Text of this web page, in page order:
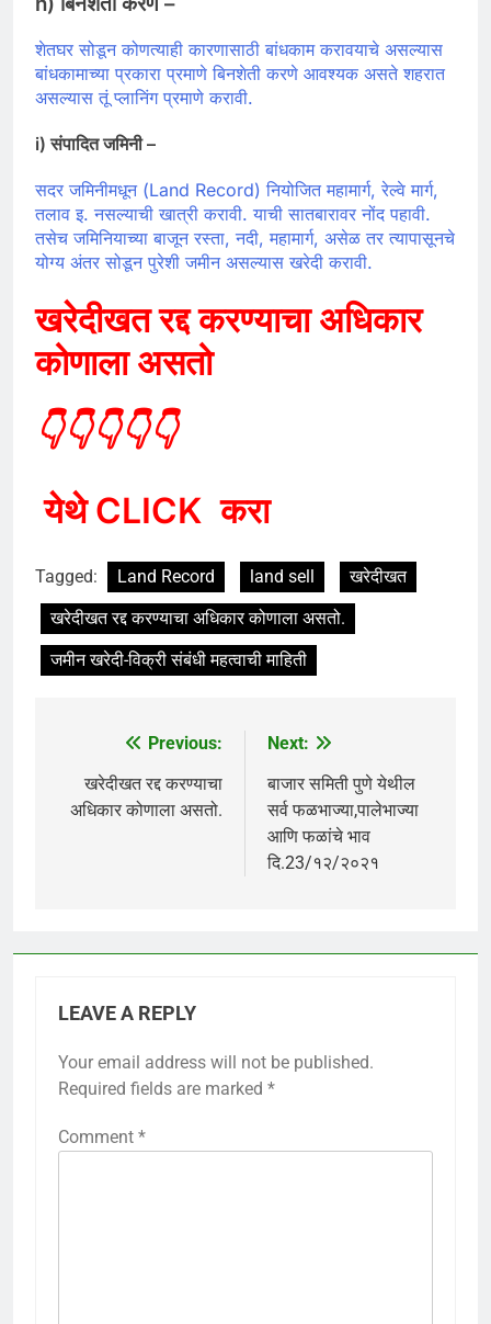
शेतघर सोडून कोणत्याही कारणासाठी बांधकाम करावयाचे असल्यास
बांधकामाच्या प्रकारा प्रमाणे बिनशेती करणे आवश्यक असते शहरात
असल्यास तूं प्लानिंग प्रमाणे करावी.
i) संपादित जमिनी –
सदर जमिनीमधून (Land Record) नियोजित महामार्ग, रेल्वे मार्ग,
तलाव इ. नसल्याची खात्री करावी. याची सातबारावर नोंद पहावी.
तसेच जमिनियाच्या बाजून रस्ता, नदी, महामार्ग, असेळ तर त्यापासूनचे
योग्य अंतर सोडून पुरेशी जमीन असल्यास खरेदी करावी.
खरेदीखत रद्द करण्याचा अधिकार
कोणाला असतो
👇👇👇👇👇
येथे CLICK करा
Tagged: Land Record land sell
खरेदीखत
खरेदीखत रद्द करण्याचा अधिकार कोणाला असतो.
जमीन खरेदी-विक्री संबंधी महत्वाची माहिती
navigation
Previous:
खरेदीखत रद्द करण्याचा
अधिकार कोणाला असतो.
Next:
बाजार समिती पुणे येथील
सर्व फळभाज्या,पालेभाज्या
आणि फळांचे भाव
दि.23/१२/२०२१
LEAVE A REPLY
Your email address will not be published.
Required fields are marked *
Comment *